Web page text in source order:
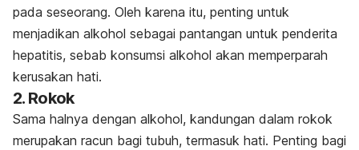
pada seseorang. Oleh karena itu, penting untuk
menjadikan alkohol sebagai pantangan untuk penderita
hepatitis, sebab konsumsi alkohol akan memperparah
kerusakan hati.
2. Rokok
Sama halnya dengan alkohol, kandungan dalam rokok
merupakan racun bagi tubuh, termasuk hati. Penting bagi